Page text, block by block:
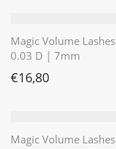
Magic Volume Lashes
0.03 D | 7mm
€16,80
Magic Volume Lashes